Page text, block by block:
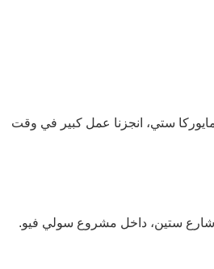
ستي، انجزنا عمل کبیر في وقت
شارع ستين، داخل مشروع سولي فيو.